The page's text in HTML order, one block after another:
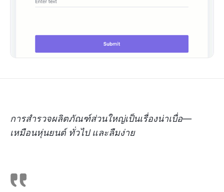
การสำรวจผลิตภัณฑ์ส่วนใหญ่เป็นเรื่องน่าเบื่อ—
เหมือนหุ่นยนต์ ทั่วไป และลืมง่าย